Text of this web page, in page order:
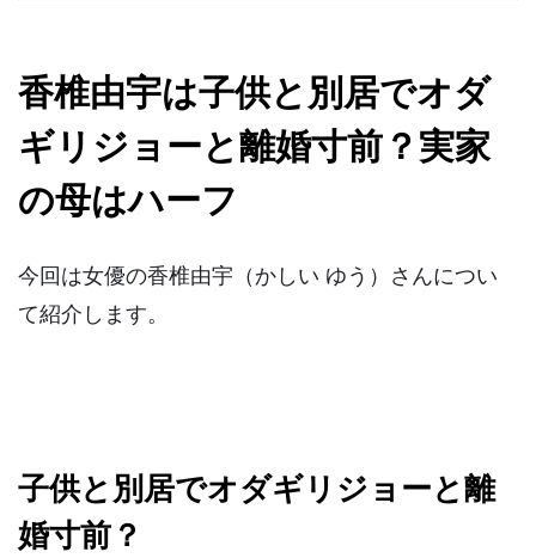
香椎由宇は子供と別居でオダ
ギリジョーと離婚寸前？実家
の母はハーフ
今回は女優の香椎由宇（かしい ゆう）さんについ
て紹介します。
子供と別居でオダギリジョーと離
婚寸前？